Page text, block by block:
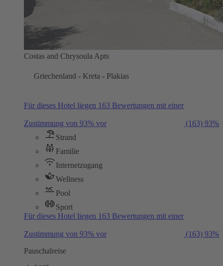
Costas and Chrysoula Apts
Griechenland - Kreta - Plakias
Für dieses Hotel liegen 163 Bewertungen mit einer
Zustimmung von 93% vor (163) 93%
Strand
Familie
Internetzugang
Wellness
Pool
Sport
Für dieses Hotel liegen 163 Bewertungen mit einer
Zustimmung von 93% vor (163) 93%
Pauschalreise